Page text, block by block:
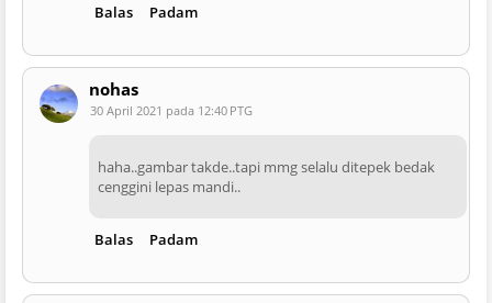
Balas Padam
nohas
30 April 2021 pada 12:40 PTG
haha..gambar takde..tapi mmg selalu ditepek bedak
cenggini lepas mandi..
Balas Padam